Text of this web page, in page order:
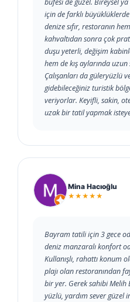
büfesi de güzel. Bireysel
için de farklı
denize sıfır, restoranın
kahvaltıdan sonra çok
duşu yeterli, değişim
hem de kış aylarında
Çalışanları da güleryüzlü
gidebileceğiniz turistik
veriyorlar. Keyifli, sakin,
uzak bir tatil yapmak
Mina Hacıoğlu
★★★★★
Bayram tatili için 3 gece
deniz manzaralı konfort
Kullanışlı, rahattı konum
plajı olan restoranından
bir yer. Gerek sahibi Melih
yüzlü, yardım sever güzel